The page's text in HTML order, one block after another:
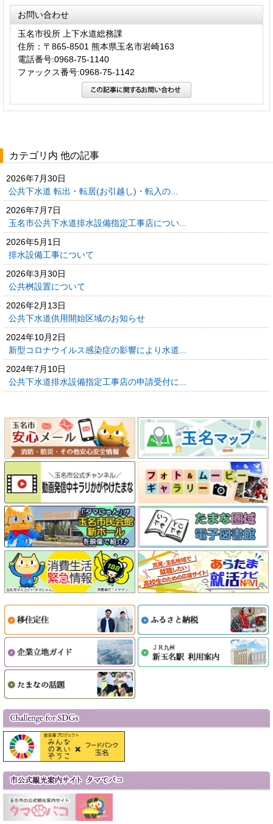
お問い合わせ
玉名市役所 上下水道総務課
住所：〒865-8501 熊本県玉名市岩崎163
電話番号:0968-75-1140
ファックス番号:0968-75-1142
カテゴリ内 他の記事
2026年7月30日
公共下水道 転出・転居(お引越し)・転入の...
2026年7月7日
玉名市公共下水道排水設備指定工事店につい...
2026年5月1日
排水設備工事について
2026年3月30日
公共桝設置について
2026年2月13日
公共下水道供用開始区域のお知らせ
2024年10月2日
新型コロナウイルス感染症の影響により水道...
2024年7月10日
公共下水道排水設備指定工事店の申請受付に...